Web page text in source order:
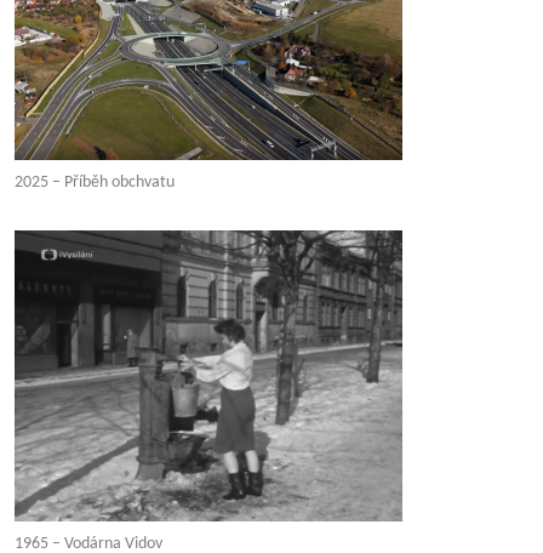
2025 – Příběh obchvatu
1965 – Vodárna Vidov